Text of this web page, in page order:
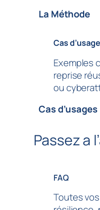
La Méthode
Cas
Exemples
reprise
ou
Cas d’usages
Passez a
FAQ
Toutes